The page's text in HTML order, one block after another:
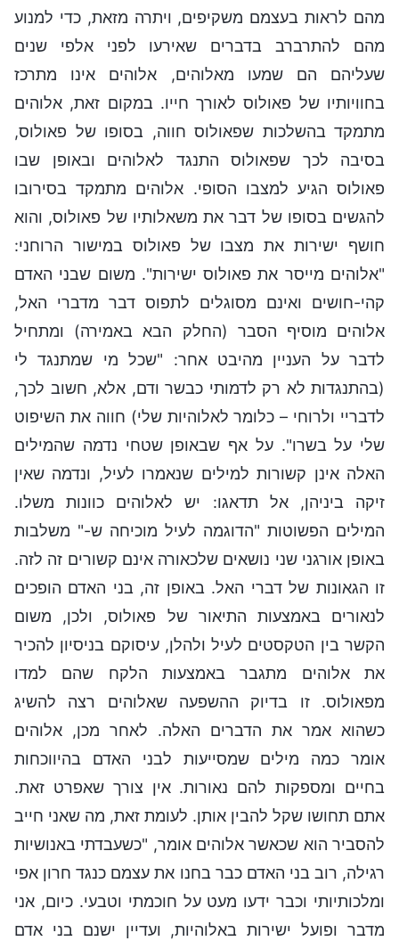
מהם לראות בעצמם משקיפים, ויתרה מזאת, כדי למנוע
מהם להתרברב בדברים שאירעו לפני אלפי שנים
שעליהם הם שמעו מאלוהים, אלוהים אינו מתרכז
בחוויותיו של פאולוס לאורך חייו. במקום זאת, אלוהים
מתמקד בהשלכות שפאולוס חווה, בסופו של פאולוס,
בסיבה לכך שפאולוס התנגד לאלוהים ובאופן שבו
פאולוס הגיע למצבו הסופי. אלוהים מתמקד בסירובו
להגשים בסופו של דבר את משאלותיו של פאולוס, והוא
חושף ישירות את מצבו של פאולוס במישור הרוחני:
"אלוהים מייסר את פאולוס ישירות". משום שבני האדם
קהי-חושים ואינם מסוגלים לתפוס דבר מדברי האל,
אלוהים מוסיף הסבר (החלק הבא באמירה) ומתחיל
לדבר על העניין מהיבט אחר: "שכל מי שמתנגד לי
(בהתנגדות לא רק לדמותי כבשר ודם, אלא, חשוב לכך,
לדבריי ולרוחי – כלומר לאלוהיות שלי) חווה את השיפוט
שלי על בשרו". על אף שבאופן שטחי נדמה שהמילים
האלה אינן קשורות למילים שנאמרו לעיל, ונדמה שאין
זיקה ביניהן, אל תדאגו: יש לאלוהים כוונות משלו.
המילים הפשוטות "הדוגמה לעיל מוכיחה ש-" משלבות
באופן אורגני שני נושאים שלכאורה אינם קשורים זה לזה.
זו הגאונות של דברי האל. באופן זה, בני האדם הופכים
לנאורים באמצעות התיאור של פאולוס, ולכן, משום
הקשר בין הטקסטים לעיל ולהלן, עיסוקם בניסיון להכיר
את אלוהים מתגבר באמצעות הלקח שהם למדו
מפאולוס. זו בדיוק ההשפעה שאלוהים רצה להשיג
כשהוא אמר את הדברים האלה. לאחר מכן, אלוהים
אומר כמה מילים שמסייעות לבני האדם בהיווכחות
בחיים ומספקות להם נאורות. אין צורך שאפרט זאת.
אתם תחושו שקל להבין אותן. לעומת זאת, מה שאני חייב
להסביר הוא שכאשר אלוהים אומר, "כשעבדתי באנושיות
רגילה, רוב בני האדם כבר בחנו את עצמם כנגד חרון אפי
ומלכותיותי וכבר ידעו מעט על חוכמתי וטבעי. כיום, אני
מדבר ופועל ישירות באלוהיות, ועדיין ישנם בני אדם